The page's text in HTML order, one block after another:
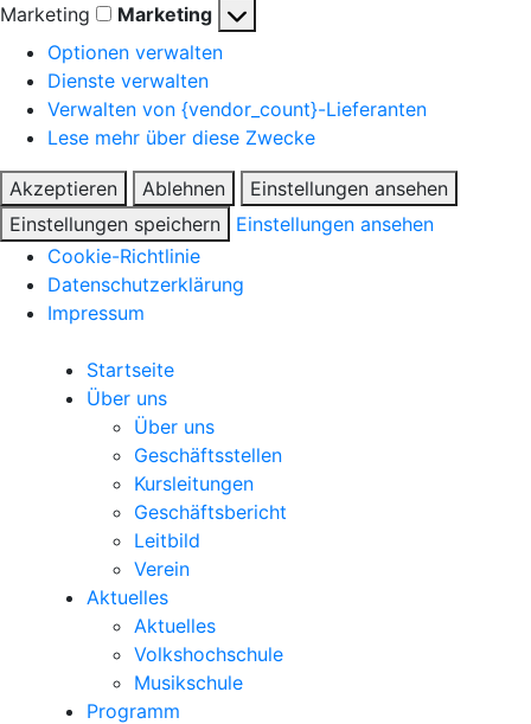
Marketing
Marketing
Optionen verwalten
Dienste verwalten
Verwalten von {vendor_count}-Lieferanten
Lese mehr über diese Zwecke
Akzeptieren Ablehnen
Einstellungen ansehen
Einstellungen speichern
Einstellungen ansehen
Cookie-Richtlinie
Datenschutzerklärung
Impressum
Startseite
Über uns
Über uns
Geschäftsstellen
Kursleitungen
Geschäftsbericht
Leitbild
Verein
Aktuelles
Aktuelles
Volkshochschule
Musikschule
Programm